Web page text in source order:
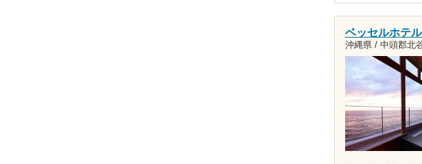
ベッセルホテ
沖縄県 / 中頭郡北